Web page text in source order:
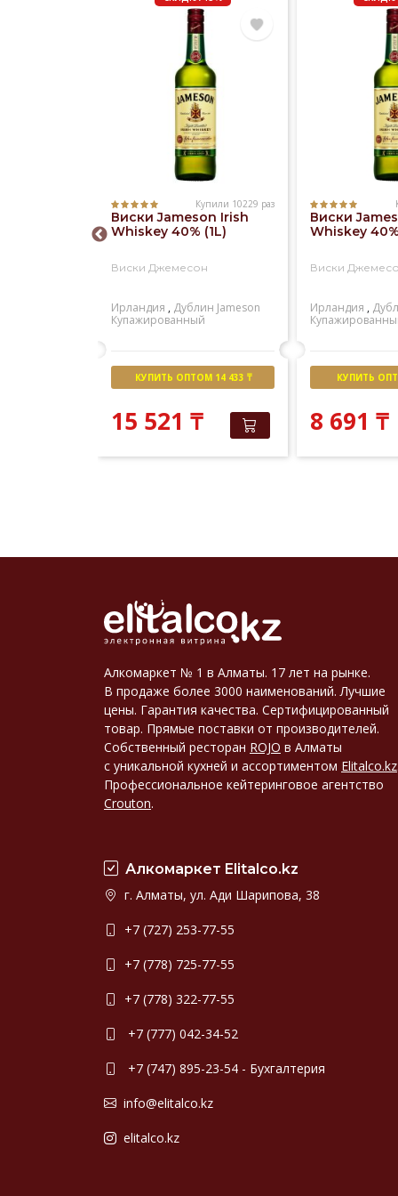
Купили 10229 раз
Виски Jameson Irish
Whiskey 40% (1L)
Виски Джемесон
Ирландия , Дублин Jameson
Купажированный
КУПИТЬ ОПТОМ 14 433 ₸
15 521 ₸
Виски
Whiskey
Виски
Ирландия ,
КУПИТЬ
8 691 ₸
Алкомаркет № 1 в Алматы. 17 лет на рынке.
В продаже более 3000 наименований. Лучшие
цены. Гарантия качества. Сертифицированный
товар. Прямые поставки от производителей.
Собственный ресторан ROJO в Алматы
с уникальной кухней и ассортиментом Elitalco.kz
Профессиональное кейтеринговое агентство
Crouton.
Алкомаркет Elitalco.kz
г. Алматы, ул. Ади Шарипова, 38
+7 (727) 253-77-55
+7 (778) 725-77-55
+7 (778) 322-77-55
+7 (777) 042-34-52
+7 (747) 895-23-54 - Бухгалтерия
info@elitalco.kz
elitalco.kz